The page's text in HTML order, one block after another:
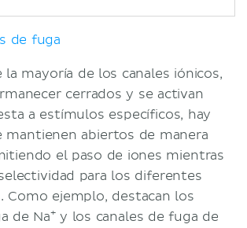
de fuga
la mayoría de los canales iónicos,
cerrados y se activan
a estímulos específicos, hay
mantienen abiertos de manera
el paso de iones mientras
para los diferentes
Como ejemplo, destacan los
de Na+y los canales de fuga de